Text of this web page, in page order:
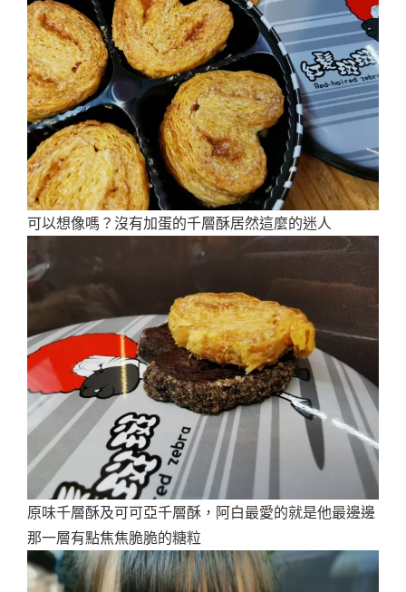
可以想像嗎？沒有加蛋的千層酥居然這麼的迷人
原味千層酥及可可亞千層酥，阿白最愛的就是他最邊邊
那一層有點焦焦脆脆的糖粒